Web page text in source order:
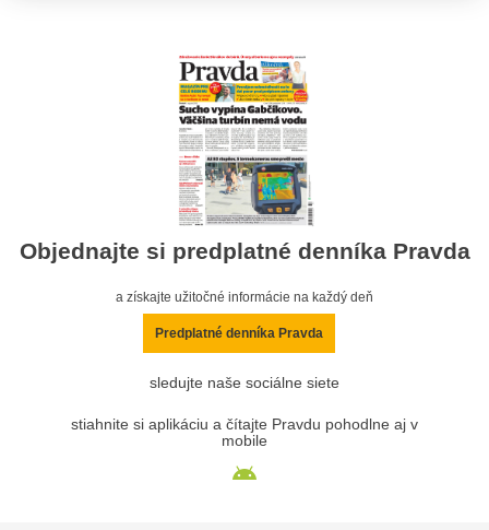
Objednajte si predplatné denníka Pravda
a získajte užitočné informácie na každý deň
Predplatné denníka Pravda
sledujte naše sociálne siete
stiahnite si aplikáciu a čítajte Pravdu pohodlne aj v
mobile